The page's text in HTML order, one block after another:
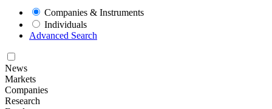
Companies & Instruments
Individuals
Advanced Search
News
Markets
Companies
Research